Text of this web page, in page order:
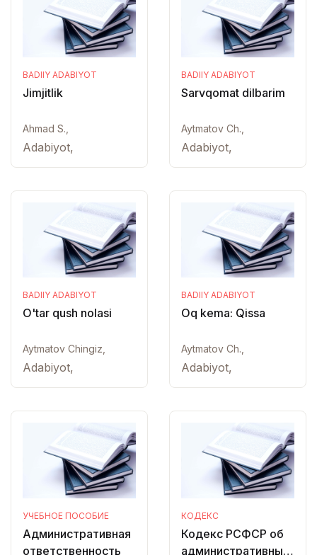
BADIIY ADABIYOT
Jimjitlik
Ahmad S.,
Adabiyot,
BADIIY ADABIYOT
Sarvqomat dilbarim
Aytmatov Ch.,
Adabiyot,
BADIIY ADABIYOT
O'tar qush nolasi
Aytmatov Chingiz,
Adabiyot,
BADIIY ADABIYOT
Oq kema: Qissa
Aytmatov Ch.,
Adabiyot,
УЧЕБНОЕ ПОСОБИЕ
Административная
ответственность
КОДЕКС
Кодекс РСФСР об
административных